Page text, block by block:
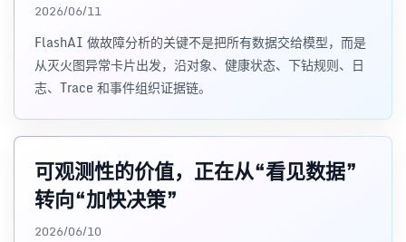
2026/06/11
FlashAI 做故障分析的关键不是把所有数据交给模型，而是
从灭火图异常卡片出发，沿对象、健康状态、下钻规则、日
志、Trace 和事件组织证据链。
可观测性的价值，正在从“看见数据”
转向“加快决策”
2026/06/10